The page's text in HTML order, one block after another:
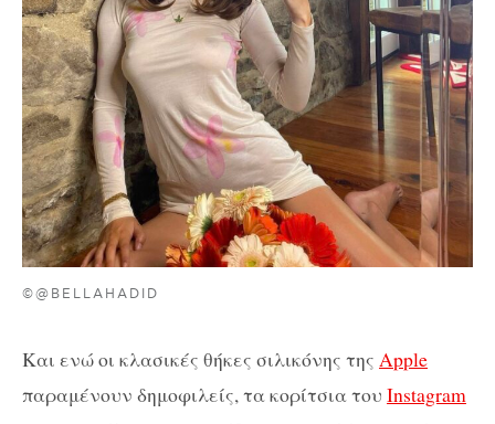
©@BELLAHADID
Και ενώ οι κλασικές θήκες σιλικόνης της Apple
παραμένουν δημοφιλείς, τα κορίτσια του Instagram